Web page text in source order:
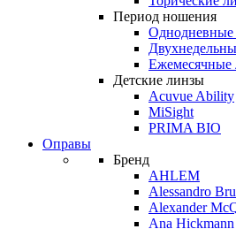
Период ношения
Однодневные
Ежемесячные
Детские линзы
Acuvue Ability
MiSight
PRIMA BIO
Оправы
Бренд
AHLEM
Alessandro
Alexander
Ana Hickmann